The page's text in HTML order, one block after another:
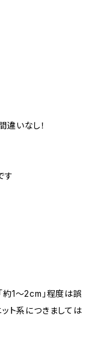
違いなし！
す
約1～2cm」程度は誤
ト系につきましては